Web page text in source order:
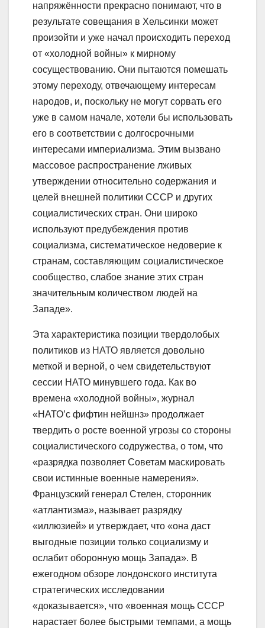
напряжённости прекрасно понимают, что в
результате совещания в Хельсинки может
произойти и уже начал происходить переход
от «холодной войны» к мирному
сосуществованию. Они пытаются помешать
этому переходу, отвечающему интересам
народов, и, поскольку не могут сорвать его
уже в самом начале, хотели бы использовать
его в соответствии с долгосрочными
интересами империализма. Этим вызвано
массовое распространение лживых
утверждении относительно содержания и
целей внешней политики СССР и других
социалистических стран. Они широко
используют предубеждения против
социализма, систематическое недоверие к
странам, составляющим социалистическое
сообщество, слабое знание этих стран
значительным количеством людей на
Западе».
Эта характеристика позиции твердолобых
политиков из НАТО является довольно
меткой и верной, о чем свидетельствуют
сессии НАТО минувшего года. Как во
времена «холодной войны», журнал
«НАТО’с фифтин нейшнз» продолжает
твердить о росте военной угрозы со стороны
социалистического содружества, о том, что
«разрядка позволяет Советам маскировать
свои истинные военные намерения».
Французский генерал Стелен, сторонник
«атлантизма», называет разрядку
«иллюзией» и утверждает, что «она даст
выгодные позиции только социализму и
ослабит оборонную мощь Запада». В
ежегодном обзоре лондонского института
стратегических исследовании
«доказывается», что «военная мощь СССР
нарастает более быстрыми темпами, а мощь